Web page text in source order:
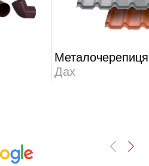
Металочерепиця
Дах